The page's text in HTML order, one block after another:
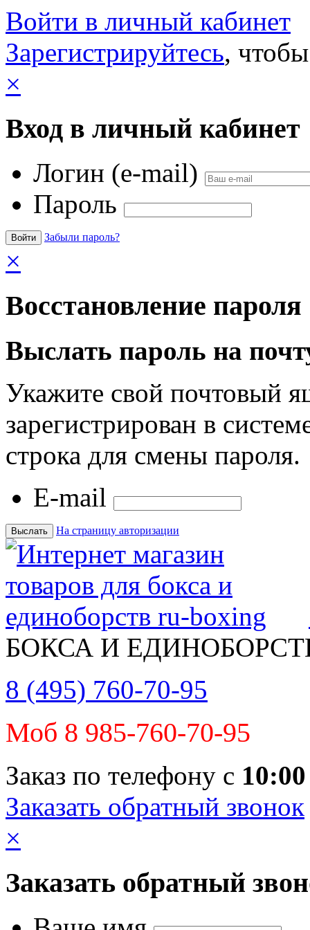
Войти в личный кабинет
Зарегистрируйтесь,
×
Вход в личный кабинет
Логин (e-mail)
Пароль
Забыли пароль?
×
Восстановление пароля
Выслать пароль на
Укажите свой почтовый
зарегистрирован в
строка для смены пароля.
E-mail
На страницу авторизации
БОКСА И
8 (495) 760-70-95
Моб 8 985-760-70-95
Заказ по телефону с 10:00
Заказать обратный звонок
×
Заказать обратный